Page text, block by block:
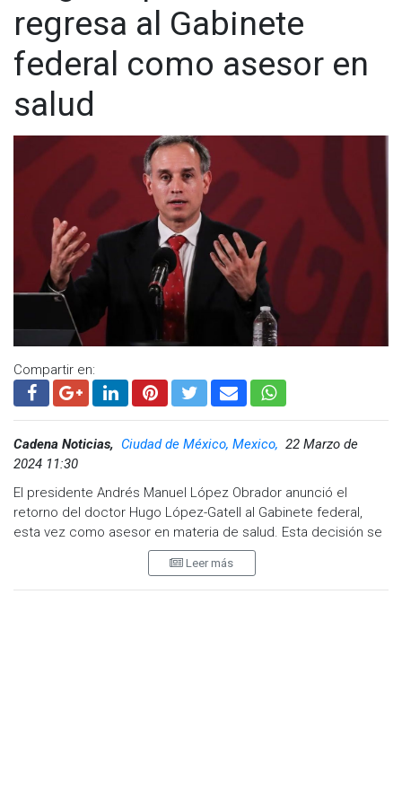
regresa al Gabinete
federal como asesor en
salud
Compartir en:
Cadena Noticias, Ciudad de México, Mexico, 22 Marzo de
2024 11:30
El presidente Andrés Manuel López Obrador anunció el
retorno del doctor Hugo López-Gatell al Gabinete federal,
esta vez como asesor en materia de salud. Esta decisión se
produce después de la reciente salida de López-Gatell de su
cargo como subsecretario de Prevención y Promoción de la
Salud.
Leer más